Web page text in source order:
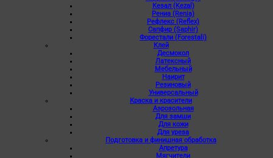
Кезал (Kezal)
Рениа (Renia)
Рефлекс (Reflex)
Сапфир (Saphir)
Форестали (Forestali)
Клей
Десмокол
Латексный
Мебельный
Наирит
Резиновый
Универсальный
Краска и красители
Аэрозольная
Для замши
Для кожи
Для уреза
Подготовка и финишная обработка
Апретура
Мягчители